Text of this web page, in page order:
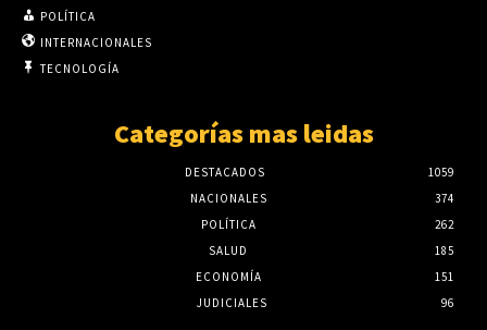
POLÍTICA
INTERNACIONALES
TECNOLOGÍA
Categorías mas leidas
DESTACADOS
1059
NACIONALES
374
POLÍTICA
262
SALUD
185
ECONOMÍA
151
JUDICIALES
96